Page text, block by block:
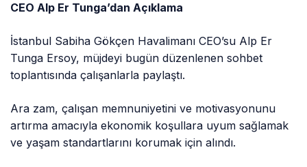
CEO Alp Er Tunga’dan Açıklama
İstanbul Sabiha Gökçen Havalimanı CEO’su Alp Er
Tunga Ersoy, müjdeyi bugün düzenlenen sohbet
toplantısında çalışanlarla paylaştı.
Ara zam, çalışan memnuniyetini ve motivasyonunu
artırma amacıyla ekonomik koşullara uyum sağlamak
ve yaşam standartlarını korumak için alındı.